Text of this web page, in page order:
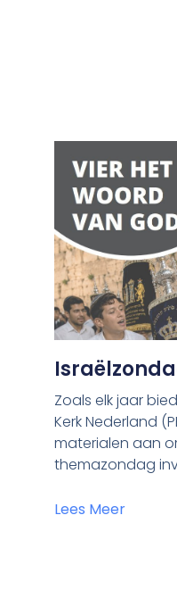
Zoals elk jaar
Kerk Nederland
materialen aan
themazondag
Lees Meer